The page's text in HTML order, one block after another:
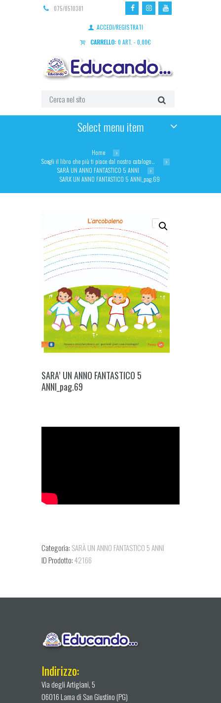
075/8510381
ACCEDI/REGISTRATI
CARRELLO: 0 ART. - 0,00€
Select menu item
Home
Scegli il libro che più ti piace dal nostro catalogo…
SARÀ UN ANNO FANTASTICO 5 ANNI
SARA’ UN ANNO FANTASTICO 5 ANNI_pag.69
SARA’ UN ANNO FANTASTICO 5
ANNI_pag.69
Categoria: SARÀ UN ANNO FANTASTICO 5 ANNI
ID Prodotto:42166
Indirizzo:
Via degli Artigiani, 5
06016 Lama di San Giustino (PG)